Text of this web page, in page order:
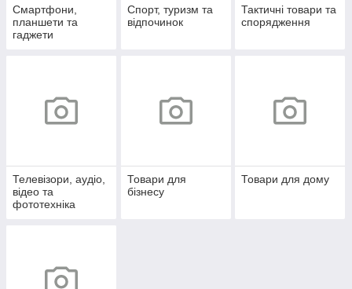
Смартфони,
планшети та
гаджети
Спорт, туризм та
відпочинок
Тактичні товари та
спорядження
Телевізори, аудіо,
відео та
фототехніка
Товари для
бізнесу
Товари для дому